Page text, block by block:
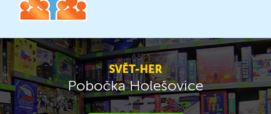
SVĚT-HER
Pobočka Holešovice